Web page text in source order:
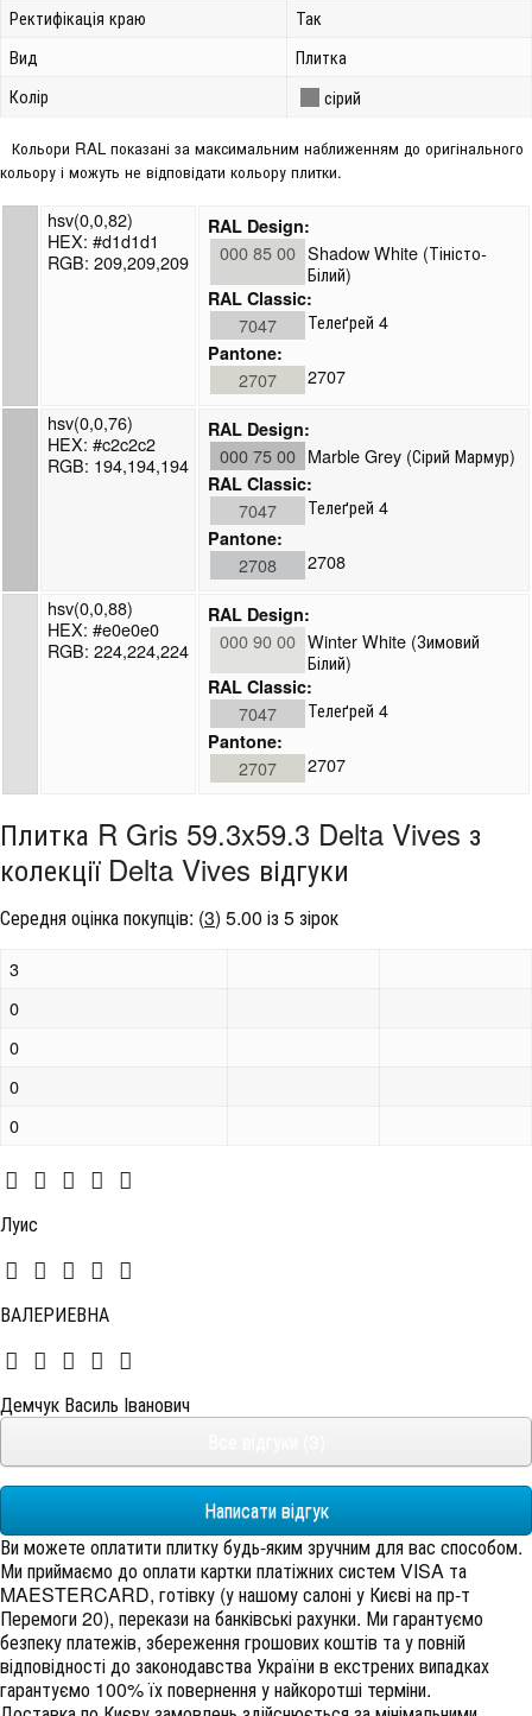
Ректифікація краю
Так
Вид
Плитка
Колір
сірий
Кольори RAL показані за максимальним наближенням до оригінального
кольору і можуть не відповідати кольору плитки.
hsv(0,0,82)
HEX: #d1d1d1
RGB: 209,209,209
RAL Design:
000 85 00 Shadow White (Тіністо-
Білий)
RAL Classic:
7047 Телеґрей 4
Pantone:
2707
2707
hsv(0,0,76)
HEX: #c2c2c2
RGB: 194,194,194
RAL Design:
000 75 00 Marble Grey (Сірий Мармур)
RAL Classic:
7047 Телеґрей 4
Pantone:
2708
2708
hsv(0,0,88)
HEX: #e0e0e0
RGB: 224,224,224
RAL Design:
000 90 00 Winter White (Зимовий
Білий)
RAL Classic:
7047 Телеґрей 4
Pantone:
2707 2707
Плитка R Gris 59.3x59.3 Delta Vives з
колекції Delta Vives відгуки
Середня оцінка покупців: (3) 5.00 із 5 зірок
3
0
0
0
0
Луис
ВАЛЕРИЕВНА
Демчук Василь Іванович
Написати відгук
Ви можете оплатити плитку будь-яким зручним для вас способом.
Ми приймаємо до оплати картки платіжних систем VISA та
MAESTERCARD, готівку (у нашому салоні у Києві на пр-т
Перемоги 20), перекази на банківські рахунки. Ми гарантуємо
безпеку платежів, збереження грошових коштів та у повній
відповідності до законодавства України в екстрених випадках
гарантуємо 100% їх повернення у найкоротші терміни.